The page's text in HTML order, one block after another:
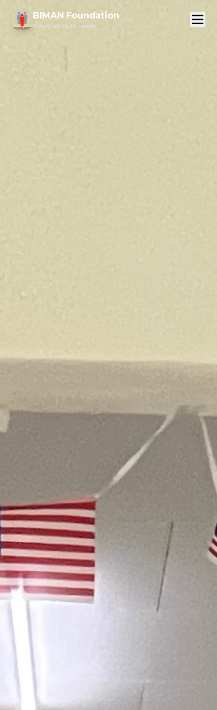
BIMAN Foundation
Fostering Youth Leader